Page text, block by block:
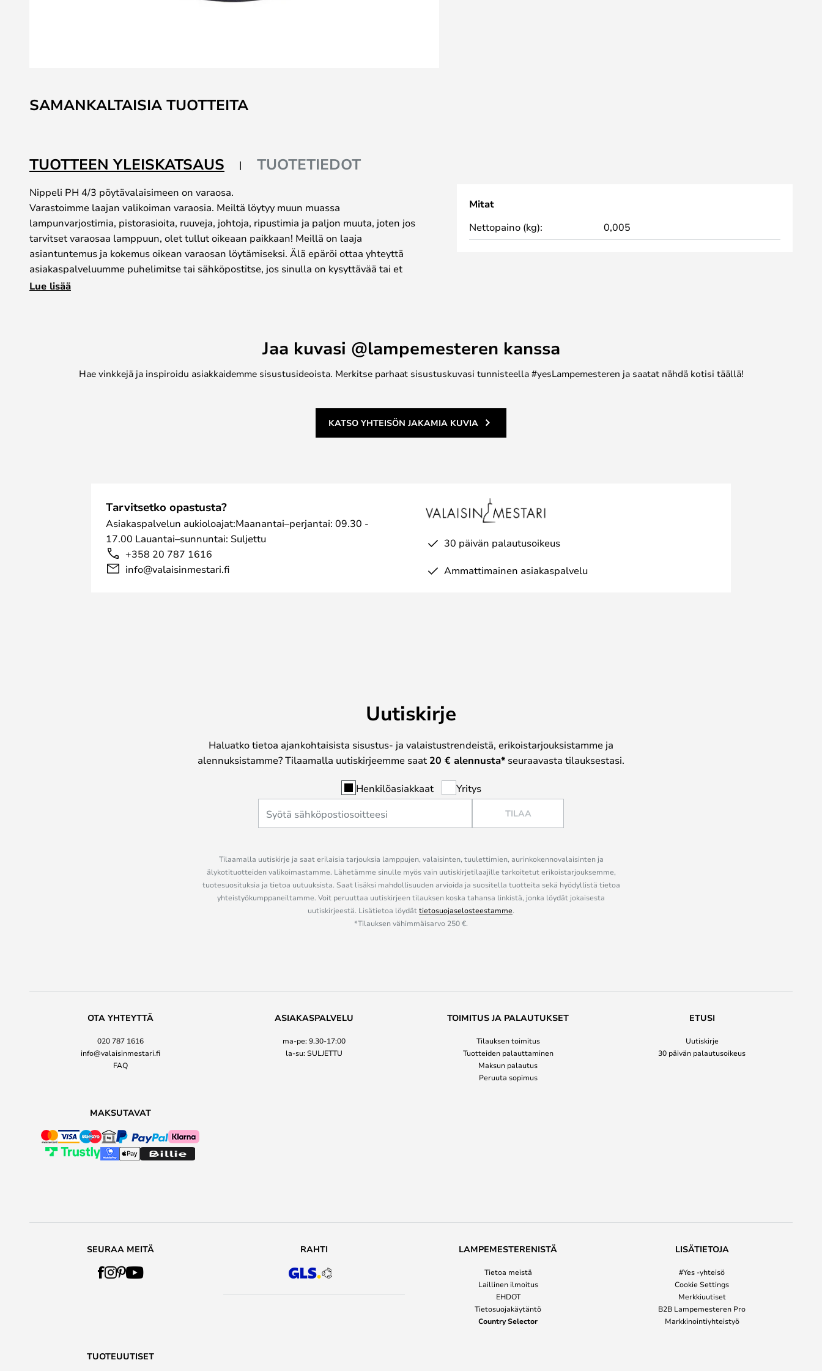
to
the
the
images
gallery
SAMANKALTAISIA TUOTTEITA
TUOTTEEN YLEISKATSAUS TUOTETIEDOT
Nippeli PH 4/3 pöytävalaisimeen on varaosa.
Varastoimme laajan valikoiman varaosia. Meiltä löytyy muun muassa
lampunvarjostimia, pistorasioita, ruuveja, johtoja, ripustimia ja paljon muuta, joten jos
tarvitset varaosaa lamppuun, olet tullut oikeaan paikkaan! Meillä on laaja
asiantuntemus ja kokemus oikean varaosan löytämiseksi. Älä epäröi ottaa yhteyttä
asiakaspalveluumme puhelimitse tai sähköpostitse, jos sinulla on kysyttävää tai et
löydä tarvitsemaasi varaosaa lamppuun.
Lue lisää
Mitat
Nettopaino (kg): 0,005
Jaa kuvasi @lampemesteren kanssa
Hae vinkkejä ja inspiroidu asiakkaidemme sisustusideoista. Merkitse parhaat sisustuskuvasi tunnisteella #yesLampemesteren ja saatat nähdä kotisi täällä!
KATSO YHTEISÖN JAKAMIA KUVIA
Tarvitsetko opastusta?
Asiakaspalvelun aukioloajat:Maanantai–perjantai: 09.30 -
17.00 Lauantai–sunnuntai: Suljettu
+358 20 787 1616
info@valaisinmestari.fi
30 päivän palautusoikeus
Ammattimainen asiakaspalvelu
Uutiskirje
Haluatko tietoa ajankohtaisista sisustus- ja valaistustrendeistä, erikoistarjouksistamme ja
alennuksistamme? Tilaamalla uutiskirjeemme saat 20 € alennusta* seuraavasta tilauksestasi.
Henkilöasiakkaat Yritys
TILAA
Tilaamalla uutiskirje ja saat erilaisia tarjouksia lamppujen, valaisinten, tuulettimien, aurinkokennovalaisinten ja
älykotituotteiden valikoimastamme. Lähetämme sinulle myös vain uutiskirjetilaajille tarkoitetut erikoistarjouksemme,
tuotesuosituksia ja tietoa uutuuksista. Saat lisäksi mahdollisuuden arvioida ja suositella tuotteita sekä hyödyllistä tietoa
yhteistyökumppaneiltamme. Voit peruuttaa uutiskirjeen tilauksen koska tahansa linkistä, jonka löydät jokaisesta
uutiskirjeestä. Lisätietoa löydättietosuojaselosteestamme.
*Tilauksen vähimmäisarvo 250 €.
OTA YHTEYTTÄ
020 787 1616
info@valaisinmestari.fi
FAQ
ASIAKASPALVELU
ma-pe: 9.30-17:00
la-su: SULJETTU
TOIMITUS JA PALAUTUKSET
Tilauksen toimitus
Tuotteiden palauttaminen
Maksun palautus
Peruuta sopimus
ETUSI
Uutiskirje
30 päivän palautusoikeus
MAKSUTAVAT
SEURAA MEITÄ RAHTI LAMPEMESTERENISTÄ
Tietoa meistä
Laillinen ilmoitus
EHDOT
Tietosuojakäytäntö
Country Selector
LISÄTIETOJA
#Yes -yhteisö
Cookie Settings
Merkkiuutiset
B2B Lampemesteren Pro
Markkinointiyhteistyö
TUOTEUUTISET